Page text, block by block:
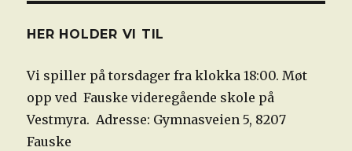
HER HOLDER VI TIL
Vi spiller på torsdager fra klokka 18:00. Møt
opp ved Fauske videregående skole på
Vestmyra. Adresse: Gymnasveien 5, 8207
Fauske